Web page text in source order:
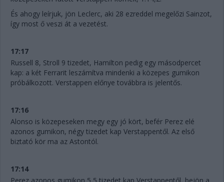
És ahogy leírjuk, jön Leclerc, aki 28 ezreddel megelőzi Sainzot,
így most ő veszi át a vezetést.
17:17
Russell 8, Stroll 9 tizedet, Hamilton pedig egy másodpercet
kap: a két Ferrarit leszámítva mindenki a közepes gumikon
próbálkozott. Verstappen előnye továbbra is jelentős.
17:16
Alonso is közepeseken megy egy jó kört, befér Perez elé
azonos gumikon, négy tizedet kap Verstappentől. Az első
biztató kör ma az Astontól.
17:14